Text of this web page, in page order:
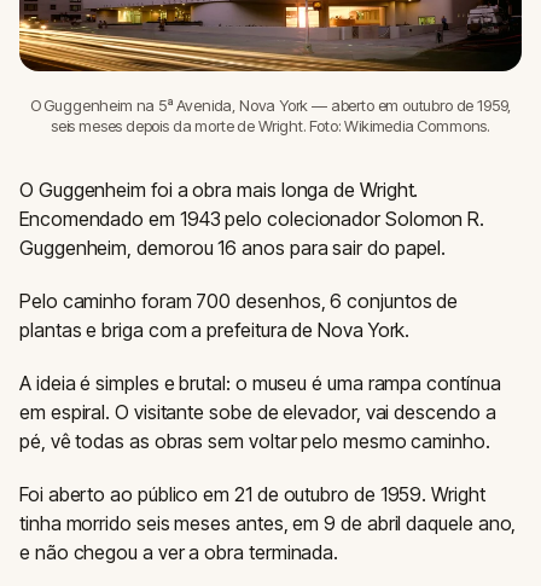
O Guggenheim na 5ª Avenida, Nova York — aberto em outubro de 1959,
seis meses depois da morte de Wright. Foto: Wikimedia Commons.
O Guggenheim foi a obra mais longa de Wright.
Encomendado em 1943 pelo colecionador Solomon R.
Guggenheim, demorou 16 anos para sair do papel.
Pelo caminho foram 700 desenhos, 6 conjuntos de
plantas e briga com a prefeitura de Nova York.
A ideia é simples e brutal: o museu é uma rampa contínua
em espiral. O visitante sobe de elevador, vai descendo a
pé, vê todas as obras sem voltar pelo mesmo caminho.
Foi aberto ao público em 21 de outubro de 1959. Wright
tinha morrido seis meses antes, em 9 de abril daquele ano,
e não chegou a ver a obra terminada.